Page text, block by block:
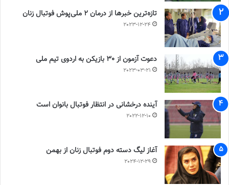
تازه‌ترین خبرها از درمان ۲ ملی‌پوش فوتبال زنان
2023-12-24
دعوت آزمون از 30 بازیکن به اردوی تیم ملی
2023-03-21
آینده درخشانی در انتظار فوتبال بانوان است
2022-12-10
آغاز لیگ دسته دوم فوتبال زنان از بهمن
2024-12-29